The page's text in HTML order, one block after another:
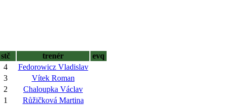
stč trenér
evq
4
Fedorowicz Vladislav
3
Vítek Roman
2
Chaloupka Václav
1
Růžičková Martina